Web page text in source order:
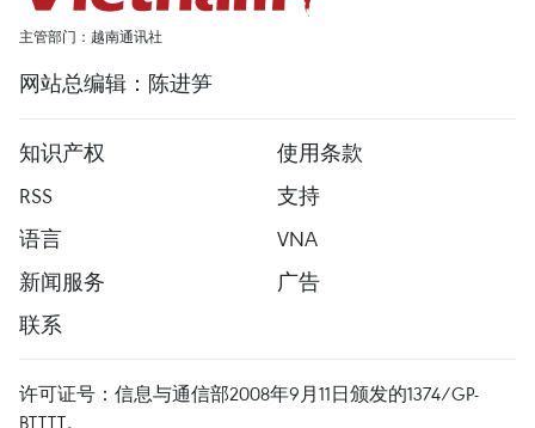
主管部门：越南通讯社
网站总编辑：陈进笋
知识产权
使用条款
RSS
支持
语言
VNA
新闻服务
广告
联系
许可证号：信息与通信部2008年9月11日颁发的1374/GP-
BTTTT。